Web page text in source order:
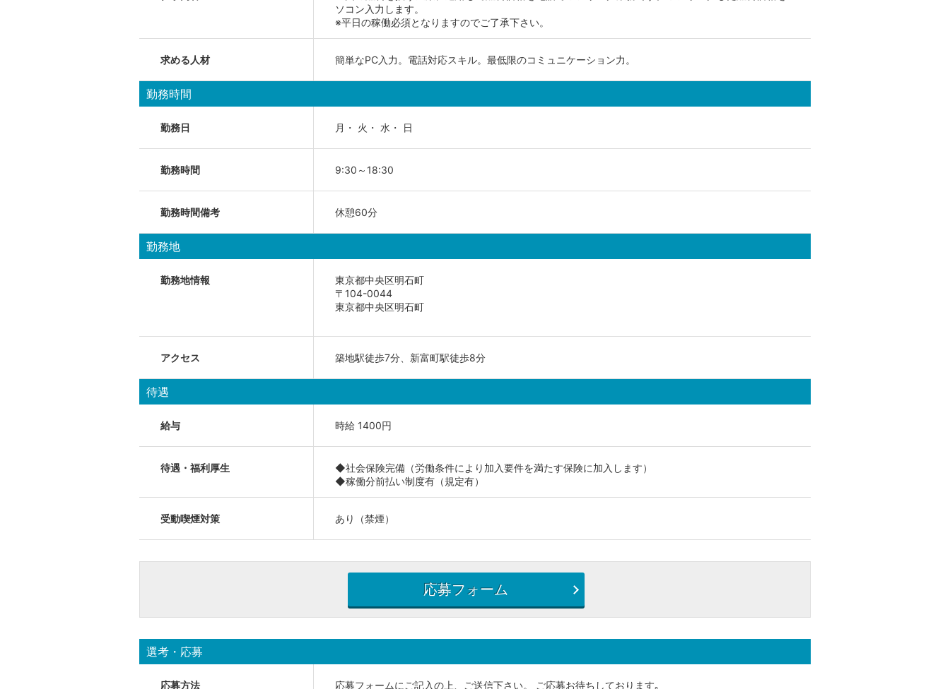
ソコン入力します。
※平日の稼働必須となりますのでご了承下さい。
求める人材 簡単なPC入力。電話対応スキル。最低限のコミュニケーション力。
勤務時間
勤務日 月・ 火・ 水・ 日
勤務時間 9:30～18:30
勤務時間備考 休憩60分
勤務地
勤務地情報
東京都中央区明石町
〒104-0044
東京都中央区明石町
アクセス 築地駅徒歩7分、新富町駅徒歩8分
待遇
給与 時給 1400円
待遇・福利厚生
◆社会保険完備（労働条件により加入要件を満たす保険に加入します）
◆稼働分前払い制度有（規定有）
受動喫煙対策 あり（禁煙）
応募フォーム
選考・応募
応募方法 応募フォームにご記入の上、ご送信下さい。 ご応募お待ちしております｡